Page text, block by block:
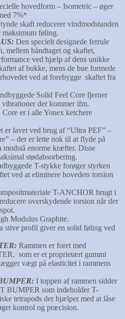
hovedform – Isometric – øger
7%*
skaft reducerer vindmodstanden
maksimum føling.
Den specielt designede ferrule
mellem håndtaget og skaftet,
ved hjælp af dens unikke
af bukke, mens de bue formede
ved at forebygge skaftet fra
Solid Feel Core fjerner
der kommer ifm.
er i alle Yonex ketchere
er lavet ved brug af “Ultra PEF” –
– der er lette nok til at flyde på
modstå enorme kræfter. Disse
stødabsorbering.
T-stykke forøger styrken
ved at eliminere hovedets torsion
T-ANCHOR brugt i
overskydende torsion når der
Modulus Graphite.
stive profil giver en solid føling ved
Rammen er foret med
som er et proprietært gummi
vægt på elasticitet i rammens
I toppen af rammen sidder
BUMPER som indeholder T-
tetrapods der hjælper med at låse
kontrol og præcision.